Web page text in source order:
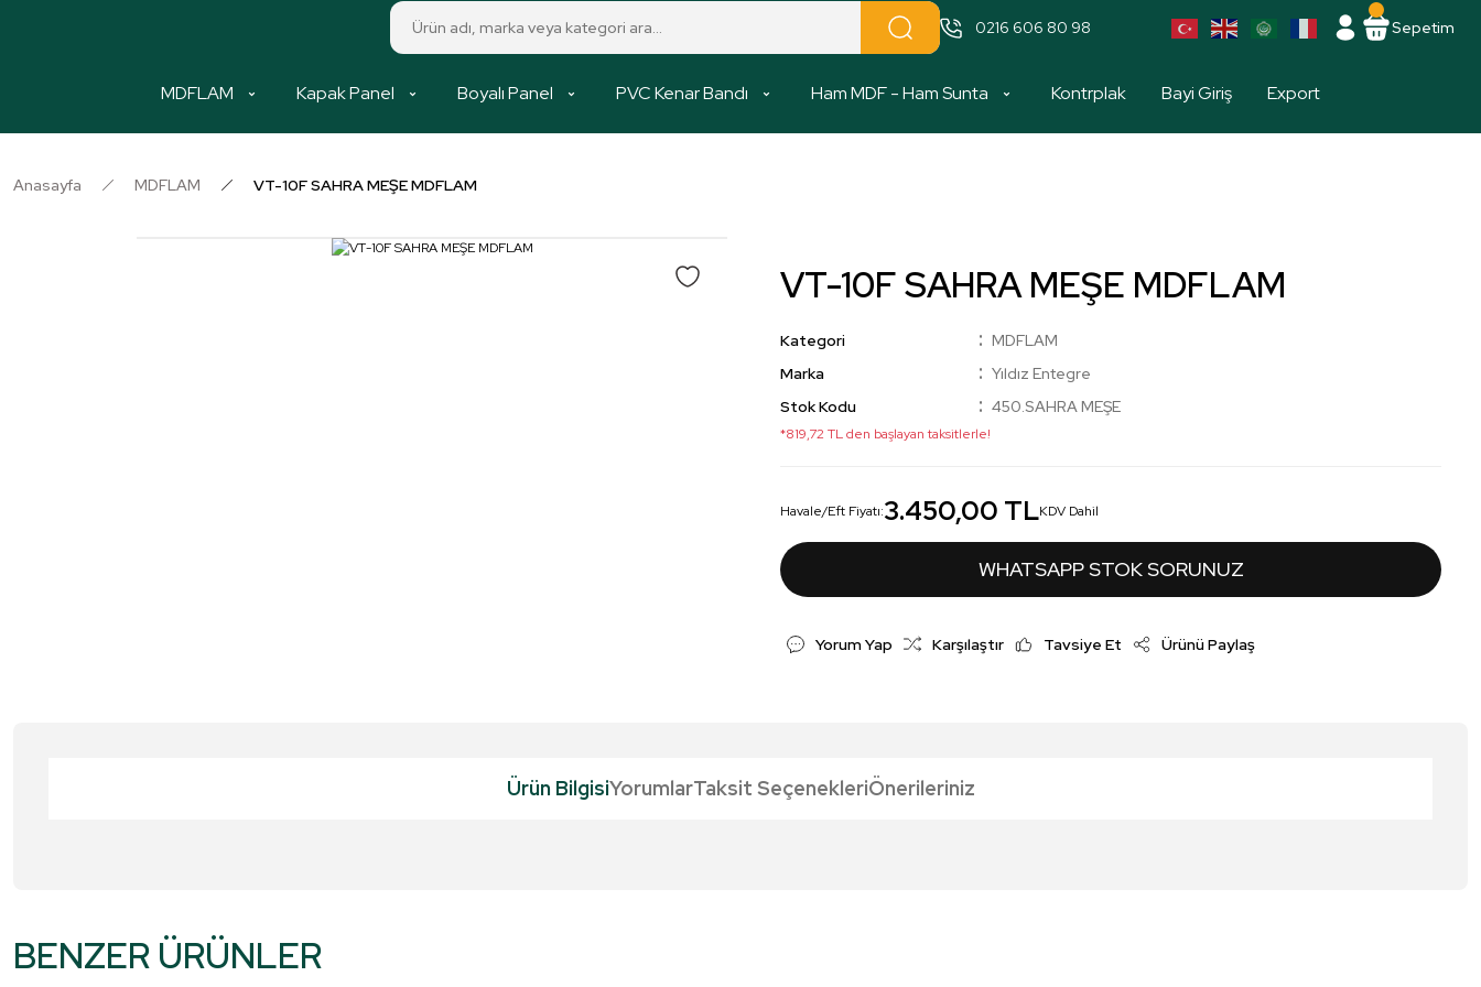
0216 606 80 98 Sepetim
MDFLAM Kapak Panel Boyalı Panel PVC Kenar Bandı Ham MDF - Ham Sunta Kontrplak Bayi Giriş Export
Anasayfa MDFLAM VT-10F SAHRA MEŞE MDFLAM
VT-10F SAHRA MEŞE MDFLAM
Kategori
MDFLAM
Marka
Yıldız Entegre
Stok Kodu
450.SAHRA MEŞE
*819,72 TL den başlayan taksitlerle!
Havale/Eft Fiyatı:3.450,00 TLKDV Dahil
WHATSAPP STOK SORUNUZ
Yorum Yap Karşılaştır Tavsiye Et Ürünü Paylaş
Ürün BilgisiYorumlarTaksit SeçenekleriÖnerileriniz
BENZER ÜRÜNLER